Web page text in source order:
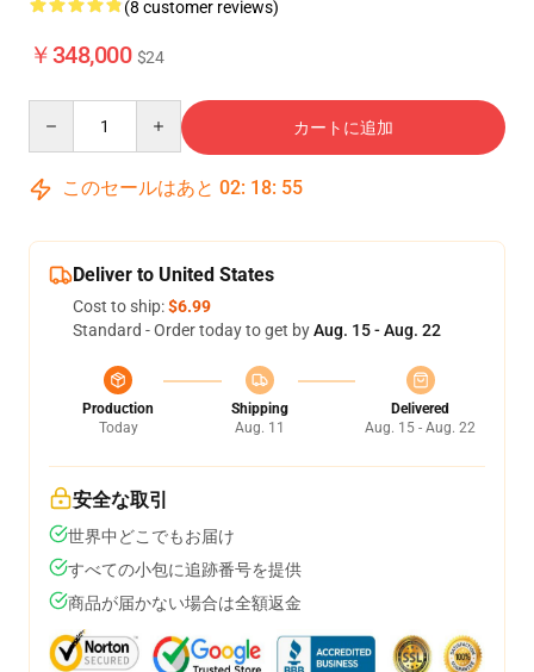
(8 customer reviews)
￥348,000 $24
カートに追加
このセールはあと 02: 18: 54
Deliver to United States
Cost to ship:$6.99
Standard - Order today to get byAug. 15 - Aug. 22
Production
Today
Shipping
Aug. 11
Delivered
Aug. 15 - Aug. 22
安全な取引
世界中どこでもお届け
すべての小包に追跡番号を提供
商品が届かない場合は全額返金